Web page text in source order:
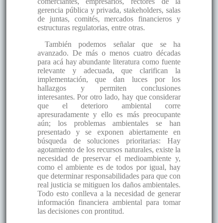
gerencia pública y privada, stakeholders, salas
de juntas, comités, mercados financieros y
estructuras regulatorias, entre otras.
También podemos señalar que se ha
avanzado. De más o menos cuatro décadas
para acá hay abundante literatura como fuente
relevante y adecuada, que clarifican la
implementación, que dan luces por los
hallazgos y permiten conclusiones
interesantes. Por otro lado, hay que considerar
que el deterioro ambiental corre
apresuradamente y ello es más preocupante
aún; los problemas ambientales se han
presentado y se exponen abiertamente en
búsqueda de soluciones prioritarias: Hay
agotamiento de los recursos naturales, existe la
necesidad de preservar el medioambiente y,
como el ambiente es de todos por igual, hay
que determinar responsabilidades para que con
real justicia se mitiguen los daños ambientales.
Todo esto conlleva a la necesidad de generar
información financiera ambiental para tomar
las decisiones con prontitud.